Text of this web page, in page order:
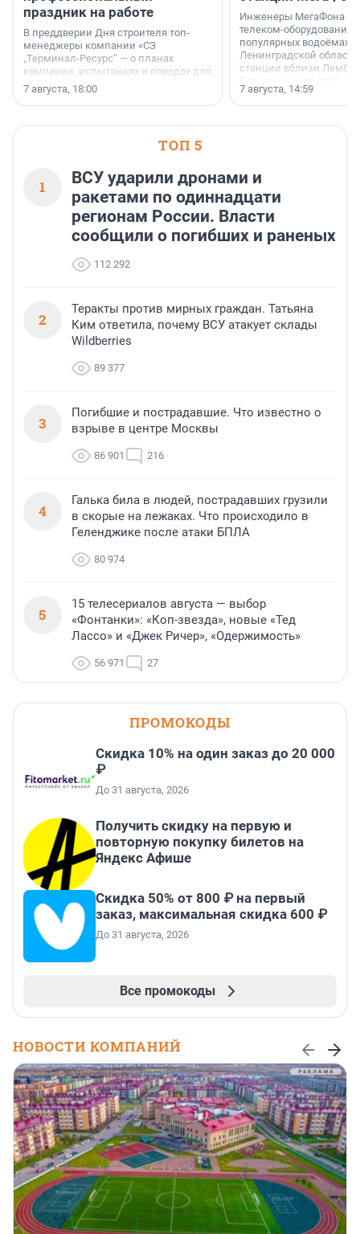
праздник на работе
В преддверии Дня строителя топ-
менеджеры компании «СЗ
„Терминал-Ресурс“ — о планах
компании, испытаниях и поводах для
осторожного оптимизма.
7 августа, 18:00
Инженеры МегаФона
телеком-оборудование
популярных водоёмах
Ленинградской
станции вблизи
недалеко от Большого
водопада.
7 августа, 14:59
ТОП 5
1
ВСУ ударили дронами и
ракетами по одиннадцати
регионам России. Власти
сообщили о погибших и раненых
112 292
2
Теракты против мирных граждан. Татьяна
Ким ответила, почему ВСУ атакует склады
Wildberries
89 377
3
Погибшие и пострадавшие. Что известно о
взрыве в центре Москвы
86 901 216
4
Галька била в людей, пострадавших грузили
в скорые на лежаках. Что происходило в
Геленджике после атаки БПЛА
80 974
5
15 телесериалов августа — выбор
«Фонтанки»: «Коп-звезда», новые «Тед
Лассо» и «Джек Ричер», «Одержимость»
56 971 27
ПРОМОКОДЫ
Скидка 10% на один заказ до 20 000
₽
До 31 августа, 2026
Получить скидку на первую и
повторную покупку билетов на
Яндекс Афише
Скидка 50% от 800 ₽ на первый
заказ, максимальная скидка 600 ₽
До 31 августа, 2026
Все промокоды
НОВОСТИ КОМПАНИЙ